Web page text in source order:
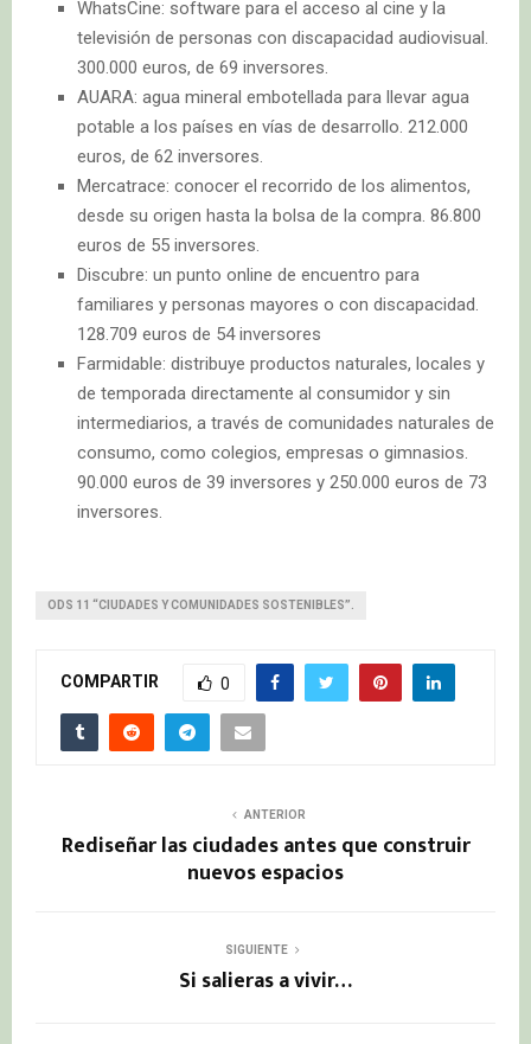
WhatsCine: software para el acceso al cine y la
televisión de personas con discapacidad audiovisual.
300.000 euros, de 69 inversores.
AUARA: agua mineral embotellada para llevar agua
potable a los países en vías de desarrollo. 212.000
euros, de 62 inversores.
Mercatrace: conocer el recorrido de los alimentos,
desde su origen hasta la bolsa de la compra. 86.800
euros de 55 inversores.
Discubre: un punto online de encuentro para
familiares y personas mayores o con discapacidad.
128.709 euros de 54 inversores
Farmidable: distribuye productos naturales, locales y
de temporada directamente al consumidor y sin
intermediarios, a través de comunidades naturales de
consumo, como colegios, empresas o gimnasios.
90.000 euros de 39 inversores y 250.000 euros de 73
inversores.
ODS 11 “CIUDADES Y COMUNIDADES SOSTENIBLES”.
COMPARTIR 0
ANTERIOR
Rediseñar las ciudades antes que construir
nuevos espacios
SIGUIENTE
Si salieras a vivir…